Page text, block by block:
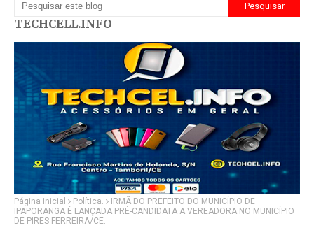
TECHCELL.INFO
Página inicial Política.
IRMÃ DO PREFEITO DO MUNICÍPIO DE
IPAPORANGA É LANÇADA PRÉ-CANDIDATA A VEREADORA NO MUNICÍPIO
DE PIRES FERREIRA/CE.